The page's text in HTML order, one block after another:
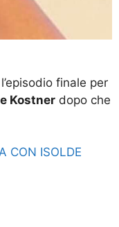
finale per
Kostner dopo che
CON ISOLDE